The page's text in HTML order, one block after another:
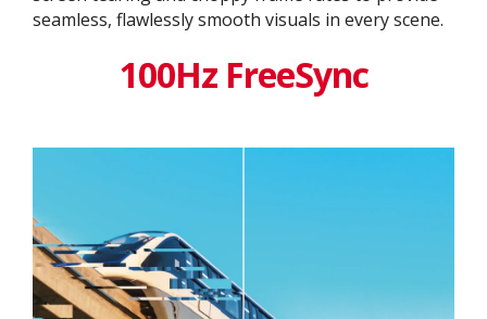
seamless, flawlessly smooth visuals in every scene.
100Hz FreeSync